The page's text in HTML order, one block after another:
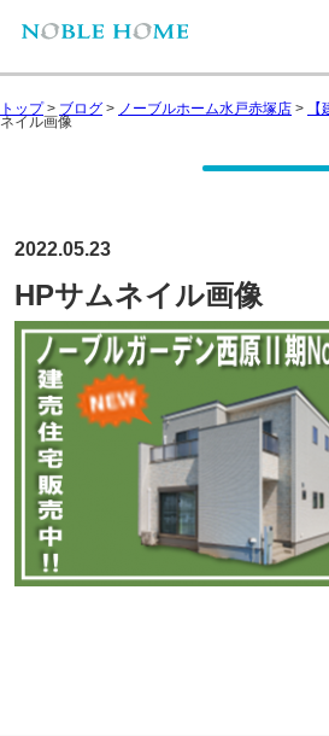
トップ> ブログ > ノーブルホーム水戸赤塚店 >
ネイル画像
2022.05.23
HPサムネイル画像